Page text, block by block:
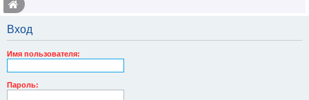
Вход
Имя пользователя:
Пароль: